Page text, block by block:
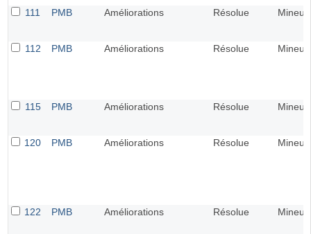
111 PMB Améliorations Résolue Mineur
112 PMB Améliorations Résolue Mineur
115 PMB Améliorations Résolue Mineur
120 PMB Améliorations Résolue Mineur
122 PMB Améliorations Résolue Mineur